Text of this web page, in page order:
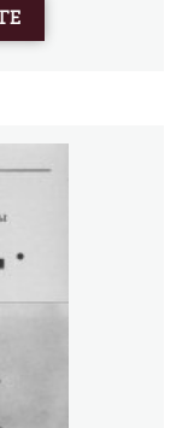
чаще всего
атомный
нибудь,
на зеленом
через «поющий
прямо
из кармана
и на матовом
автоматика.
Жилища
и поселках
и воды